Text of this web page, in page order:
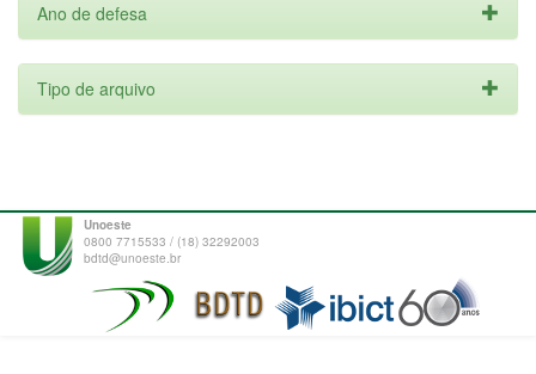
Ano de defesa
Tipo de arquivo
Unoeste
0800 7715533 / (18) 32292003
bdtd@unoeste.br